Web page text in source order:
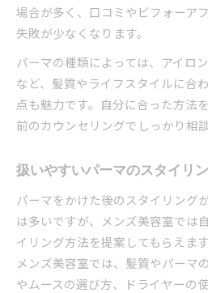
場合が多く、口コミやビフォーア
失敗が少なくなります。
パーマの種類によっては、アイロ
など、髪質やライフスタイルに合
点も魅力です。自分に合った方法
前のカウンセリングでしっかり相
扱いやすいパーマのスタイリ
パーマをかけた後のスタイリング
は多いですが、メンズ美容室では
イリング方法を提案してもらえま
メンズ美容室では、髪質やパーマ
やムースの選び方、ドライヤーの